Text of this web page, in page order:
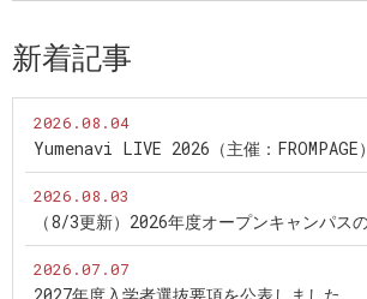
新着記事
2026.08.04
Yumenavi LIVE 2026（主催：FROMPAGE
2026.08.03
（8/3更新）2026年度オープンキャンパス
2026.07.07